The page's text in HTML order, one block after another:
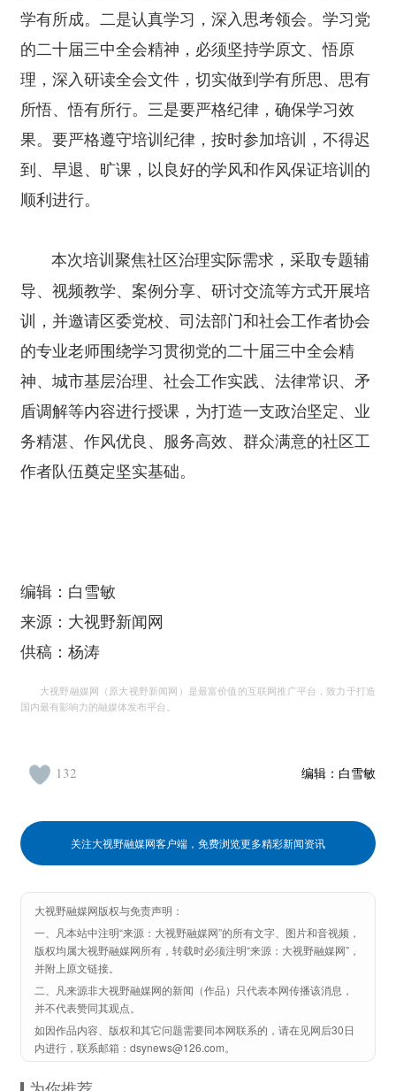
学有所成。二是认真学习，深入思考领会。学习党
的二十届三中全会精神，必须坚持学原文、悟原
理，深入研读全会文件，切实做到学有所思、思有
所悟、悟有所行。三是要严格纪律，确保学习效
果。要严格遵守培训纪律，按时参加培训，不得迟
到、早退、旷课，以良好的学风和作风保证培训的
顺利进行。
本次培训聚焦社区治理实际需求，采取专题辅
导、视频教学、案例分享、研讨交流等方式开展培
训，并邀请区委党校、司法部门和社会工作者协会
的专业老师围绕学习贯彻党的二十届三中全会精
神、城市基层治理、社会工作实践、法律常识、矛
盾调解等内容进行授课，为打造一支政治坚定、业
务精湛、作风优良、服务高效、群众满意的社区工
作者队伍奠定坚实基础。
编辑：白雪敏
来源：大视野新闻网
供稿：杨涛
大视野融媒网（原大视野新闻网）是最富价值的互联网推广平台，致力于打造
国内最有影响力的融媒体发布平台。
编辑： 白雪敏
132
关注大视野融媒网客户端，免费浏览更多精彩新闻资讯
大视野融媒网版权与免责声明：
一、凡本站中注明“来源：大视野融媒网”的所有文字、图片和音视频，
版权均属大视野融媒网所有，转载时必须注明“来源：大视野融媒网”，
并附上原文链接。
二、凡来源非大视野融媒网的新闻（作品）只代表本网传播该消息，
并不代表赞同其观点。
如因作品内容、版权和其它问题需要同本网联系的，请在见网后30日
内进行，联系邮箱：dsynews@126.com。